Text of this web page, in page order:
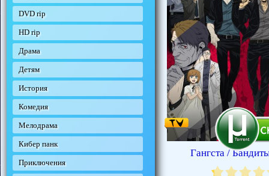
DVD rip
HD rip
Драма
Детям
История
Комедия
Мелодрама
Кибер панк
Приключения
Гангста /